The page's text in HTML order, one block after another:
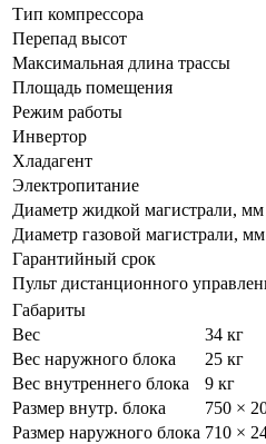
Тип компрессора
Перепад высот
Максимальная длина трассы
Площадь помещения
Режим работы
Инвертор
Хладагент
Электропитание
Диаметр жидкой магистрали, мм
Диаметр газовой магистрали, мм
Гарантийный срок
Пульт дистанционного
Габариты
Вес
34 кг
Вес наружного блока
25 кг
Вес внутреннего блока
9 кг
Размер внутр. блока
750 ×
Размер наружного блока 710 ×